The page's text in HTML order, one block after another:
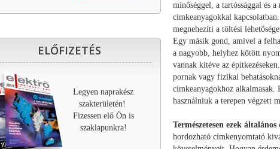
minőséggel, a tartóssággal és a
címkeanyagokkal
megnehezíti a töltési
Egy másik gond, amivel a
a nagyobb, helyhez kötött
vannak kitéve az
pornak vagy fizikai
címkeanyagokhoz
használniuk a terepen végzett
Természetesen ezek
hordozható címkenyomtató
ELŐFIZETÉS
Legyen naprakész
szakterületén!
Fizessen elő Ön is
szaklapunkra!